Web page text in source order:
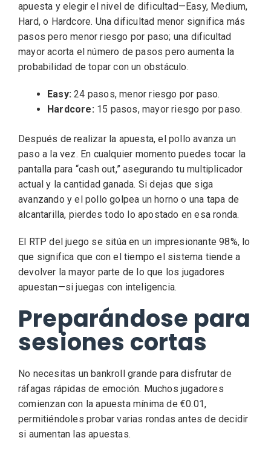
apuesta y elegir el nivel de dificultad—Easy, Medium,
Hard, o Hardcore. Una dificultad menor significa más
pasos pero menor riesgo por paso; una dificultad
mayor acorta el número de pasos pero aumenta la
probabilidad de topar con un obstáculo.
Easy: 24 pasos, menor riesgo por paso.
Hardcore:15 pasos, mayor riesgo por paso.
Después de realizar la apuesta, el pollo avanza un
paso a la vez. En cualquier momento puedes tocar la
pantalla para “cash out,” asegurando tu multiplicador
actual y la cantidad ganada. Si dejas que siga
avanzando y el pollo golpea un horno o una tapa de
alcantarilla, pierdes todo lo apostado en esa ronda.
El RTP del juego se sitúa en un impresionante 98%, lo
que significa que con el tiempo el sistema tiende a
devolver la mayor parte de lo que los jugadores
apuestan—si juegas con inteligencia.
Preparándose para
sesiones cortas
No necesitas un bankroll grande para disfrutar de
ráfagas rápidas de emoción. Muchos jugadores
comienzan con la apuesta mínima de €0.01,
permitiéndoles probar varias rondas antes de decidir
si aumentan las apuestas.